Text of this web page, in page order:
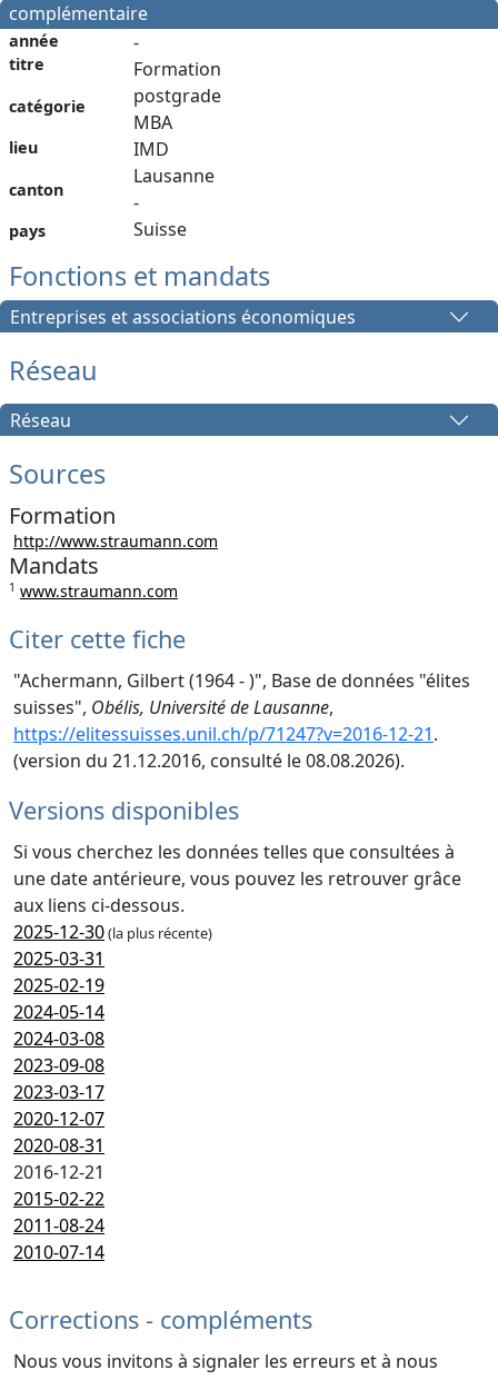
complémentaire
année
titre
catégorie
lieu
canton
pays
-
Formation
postgrade
MBA
IMD
Lausanne
-
Suisse
Fonctions et mandats
Entreprises et associations économiques
Réseau
Réseau
Sources
Formation
http://www.straumann.com
Mandats
1 www.straumann.com
Citer cette fiche
"Achermann, Gilbert (1964 - )", Base de données "élites
suisses", Obélis, Université de Lausanne,
https://elitessuisses.unil.ch/p/71247?v=2016-12-21.
(version du 21.12.2016, consulté le 08.08.2026).
Versions disponibles
Si vous cherchez les données telles que consultées à
une date antérieure, vous pouvez les retrouver grâce
aux liens ci-dessous.
2025-12-30(la plus récente)
2025-03-31
2025-02-19
2024-05-14
2024-03-08
2023-09-08
2023-03-17
2020-12-07
2020-08-31
2016-12-21
2015-02-22
2011-08-24
2010-07-14
Corrections - compléments
Nous vous invitons à signaler les erreurs et à nous